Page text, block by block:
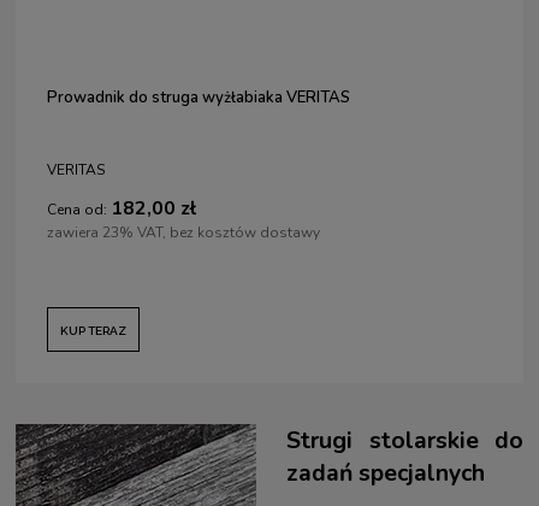
Prowadnik do struga wyżłabiaka VERITAS
VERITAS
Cena od: 182,00 zł
zawiera 23% VAT, bez kosztów dostawy
KUP TERAZ
Strugi stolarskie do
zadań specjalnych